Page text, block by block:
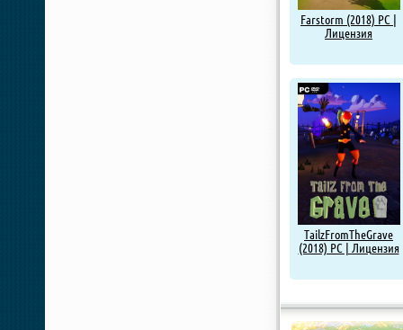
Farstorm (2018) PC |
Лицензия
TailzFromTheGrave
(2018) PC | Лицензия